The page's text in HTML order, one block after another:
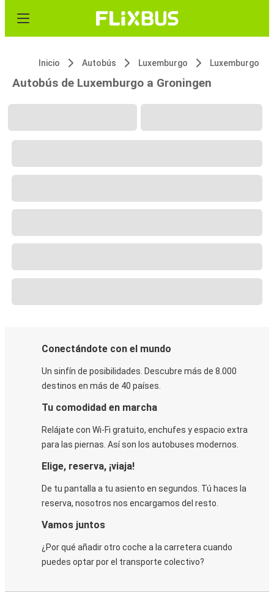
Inicio Autobús Luxemburgo Luxemburgo
Autobús de Luxemburgo a Groningen
Conectándote con el mundo
Un sinfín de posibilidades. Descubre más de 8.000
destinos en más de 40 países.
Tu comodidad en marcha
Relájate con Wi-Fi gratuito, enchufes y espacio extra
para las piernas. Así son los autobuses modernos.
Elige, reserva, ¡viaja!
De tu pantalla a tu asiento en segundos. Tú haces la
reserva, nosotros nos encargamos del resto.
Vamos juntos
¿Por qué añadir otro coche a la carretera cuando
puedes optar por el transporte colectivo?